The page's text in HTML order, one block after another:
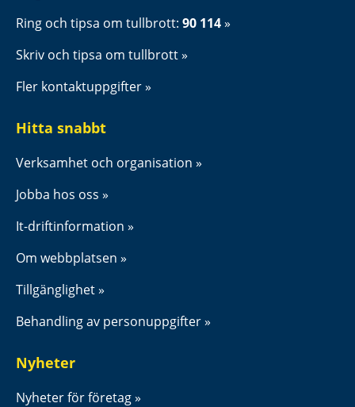
Ring och tipsa om tullbrott: 90 114
Skriv och tipsa om tullbrott
Fler kontaktuppgifter
Hitta snabbt
Verksamhet och organisation
Jobba hos oss
It-driftinformation
Om webbplatsen
Tillgänglighet
Behandling av personuppgifter
Nyheter
Nyheter för företag